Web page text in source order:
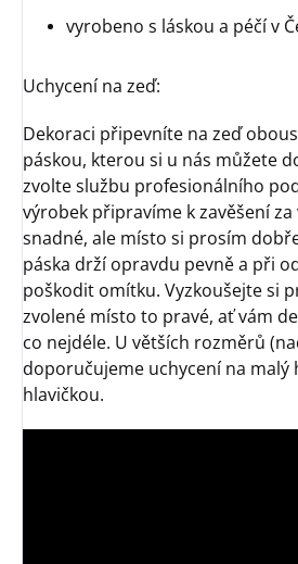
vyrobeno s láskou a péčí v
Uchycení na zeď:
Dekoraci připevníte na zeď
páskou, kterou si u nás můžete
zvolte službu profesionálního
výrobek připravíme k zavěšení za
snadné, ale místo si prosím
páska drží opravdu pevně a při
poškodit omítku. Vyzkoušejte si
zvolené místo to pravé, ať vám
co nejdéle. U větších rozměrů
doporučujeme uchycení na malý
hlavičkou.